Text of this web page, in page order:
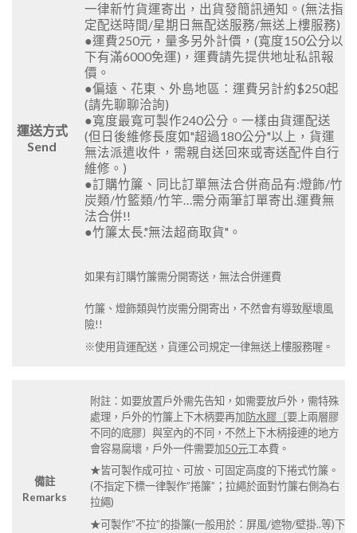
運送方式
Send
一律新竹貨運寄出，出貨發簡訊通知。(無法指
定配送時間/星期日無配送服務/無送上樓服務)
●運費250元，量多另外計價，(寬度150公分以
下有滿6000免運)，運費請先提供地址私訊報
價。
●偏遠、花東、外島地區：運費另計約$250起
(請先聊聊洽詢)
●寬度最寬可製作240公分。一樣由貨運配送
(但日後維修長度如"超過180公分"以上，貨運
無法派遣收件，需親自送回來或寄送配件自行
維修。)
●訂購竹簾、同比訂單無法合併商品有:燈飾/竹
炭類/竹籃類/竹竿…需分兩筆訂單寄出.運費無
法合併!!
●竹簾太長."無法超商取貨"。
如果有訂購竹簾需分開寄送，無法合併運費
竹簾、燈飾類與竹炭需分開寄出，不然會有導致壓壞風
險!!
※使用貨運配送，貨運公司規定一律無送上樓服務喔。
備註
Remarks
附註：如要放置戶外需先告知，如需要放戶外，需特殊
處理，戶外的竹簾上下木柄要再加防水膠〔要上兩層膠
不同的底膠〕與室內的不同，不然上下木柄接連的地方
會容易腐壞，戶外一件需要加50元工本費。
★皆可製作成可拉、可放、可固定高度的下捲式竹簾。
(不指定下標一律製作”捲簾”；拉繩於面對竹簾右側為右
拉繩)
★可製作”不拉”的掛簾(一般用於：屏風/遮物/壁掛..等)下